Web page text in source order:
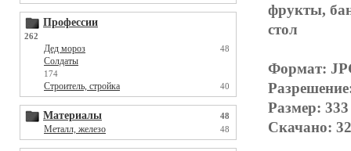
Профессии
262
Дед мороз 48
Солдаты
174
Строитель, стройка 40
Материалы 48
Металл, железо 48
фрукты,
стол
Формат:
Размер:
Скачано: